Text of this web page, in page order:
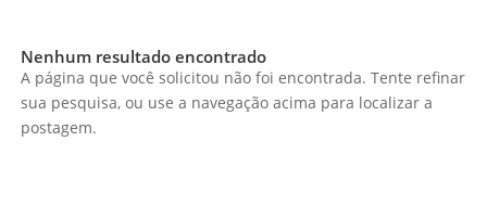
Nenhum resultado encontrado
A página que você solicitou não foi encontrada. Tente refinar
sua pesquisa, ou use a navegação acima para localizar a
postagem.